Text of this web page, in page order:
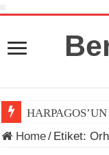
Home/ Etiket: